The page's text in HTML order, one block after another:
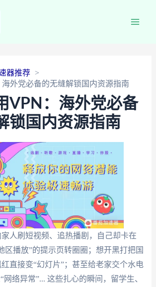
器推荐
外党必备的无缝解锁国内资源指南
VPN：海外党必备
锁国内资源指南
人刷短视频、追热播剧，自己却卡在
区播放”的提示页转圈圈；想开黑打把国
直接变“幻灯片”；甚至给老家交个水电
网络异常”... 这些扎心的瞬间，留学生、